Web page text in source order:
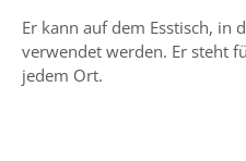
Er kann auf dem Esstisch, in
verwendet werden. Er steht
jedem Ort.